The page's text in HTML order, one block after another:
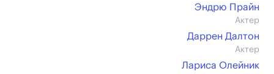
Эндрю Прайн
Актер
Даррен Далтон
Актер
Лариса Олейник